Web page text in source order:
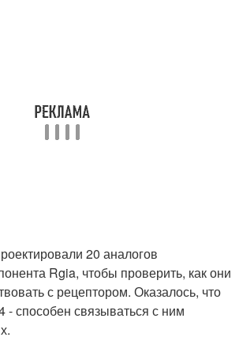
20 аналогов
Rgia, чтобы проверить, как они
с рецептором. Оказалось, что
- способен связываться с ним